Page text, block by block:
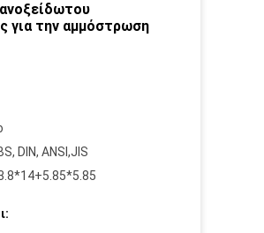
για την αμμόστρωση
DIN, ANSI,JIS